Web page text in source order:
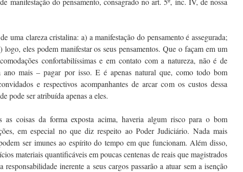
uma clareza cristalina: a) a manifestação do pensamento é assegurada;
logo, eles podem manifestar os seus pensamentos. Que o façam em um
confortabilíssimas e em contato com a natureza, não é de
ano mais – pagar por isso. E é apenas natural que, como todo bom
e respectivos acompanhantes de arcar com os custos dessa
pode ser atribuída apenas a eles.
as coisas da forma exposta acima, haveria algum risco para o bom
em especial no que diz respeito ao Poder Judiciário. Nada mais
ser imunes ao espírito do tempo em que funcionam. Além disso,
materiais quantificáveis em poucas centenas de reais que magistrados
responsabilidade inerente a seus cargos passarão a atuar sem a isenção